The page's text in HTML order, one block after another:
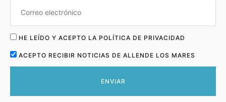
HE LEÍDO Y ACEPTO LA POLÍTICA DE PRIVACIDAD
ACEPTO RECIBIR NOTICIAS DE ALLENDE LOS MARES
ENVIAR